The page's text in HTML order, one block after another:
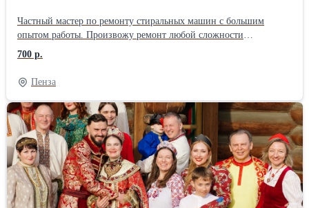
Частный мастер по ремонту стиральных машин с большим
опытом работы. Произвожу ремонт любой сложности
стиральных машин автомат любых производителей на дому,
либо можете привезти в мастерскую. Работаю без посредников,
поэтому цены ниже чем у фирм. Использую качественные
запчасти, даю гарантию до 2-ух лет на работу и запчасти.
Стоимость ремонта называю до начала работы и она не меняется,
оплачиваете после проверки. Помимо бумажных документов
выдаю электронный чек с прописанной гарантией. Имеется
склад запчастей, что в большинстве случаев позволяет
выполнить ремонт у вас дома за один визит, при сложном
ремонте забираю машинку или узел в мастерскую. Многие
проблемы удается решить по телефону, звоните, консультация
бесплатна. С примерами и стоимостью ремонтов можете
700 р.
Пенза